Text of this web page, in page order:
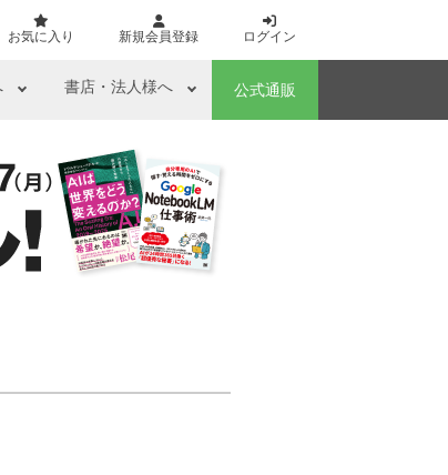
お気に入り 新規会員登録 ログイン
書店・法人様へ 公式通販